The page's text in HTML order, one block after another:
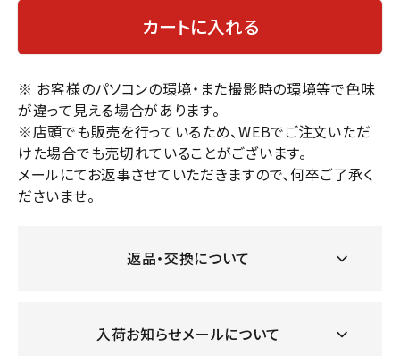
カートに入れる
※ お客様のパソコンの環境・また撮影時の環境等で色味
が違って見える場合があります。
※店頭でも販売を行っているため、WEBでご注文いただ
けた場合でも売切れていることがございます。
メールにてお返事させていただきますので、何卒ご了承く
ださいませ。
返品・交換について
入荷お知らせメールについて